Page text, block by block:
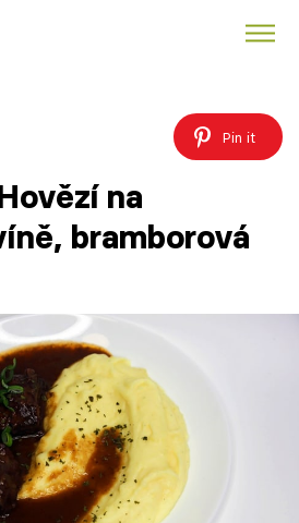
Pin it
na
bramborová